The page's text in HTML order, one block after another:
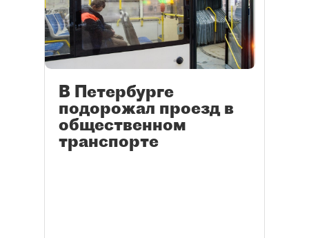
В Петербурге
подорожал проезд в
общественном
транспорте